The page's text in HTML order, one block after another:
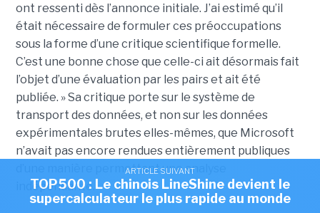
ont ressenti dès l’annonce initiale. J’ai estimé qu’il
était nécessaire de formuler ces préoccupations
sous la forme d’une critique scientifique formelle.
C’est une bonne chose que celle-ci ait désormais fait
l’objet d’une évaluation par les pairs et ait été
publiée. »Sa critique porte sur le système de
transport des données, et non sur les données
expérimentales brutes elles-mêmes, que Microsoft
n’avait pas encore rendues entièrement publiques
d’une manière permettant une analyse
indépendante.
ARTICLE SUIVANT
TOP500 : Le chinois LineShine devient le
supercalculateur le plus rapide au monde